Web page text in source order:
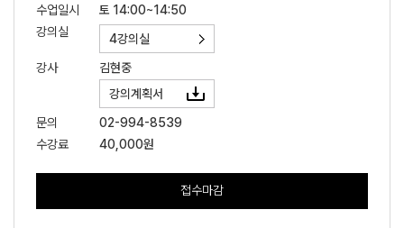
수업일시
토 14:00~14:50
강의실
4강의실
강사
김현중
강의계획서
문의
02-994-8539
수강료
40,000원
접수마감